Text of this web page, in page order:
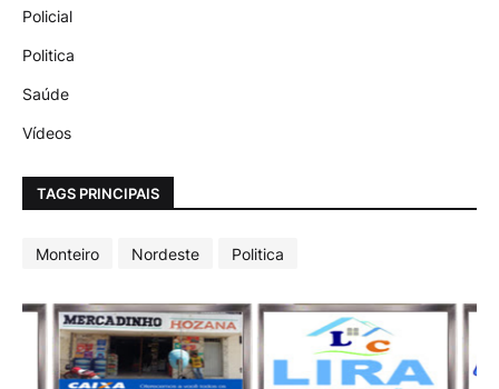
Policial
Politica
Saúde
Vídeos
TAGS PRINCIPAIS
Monteiro Nordeste Politica